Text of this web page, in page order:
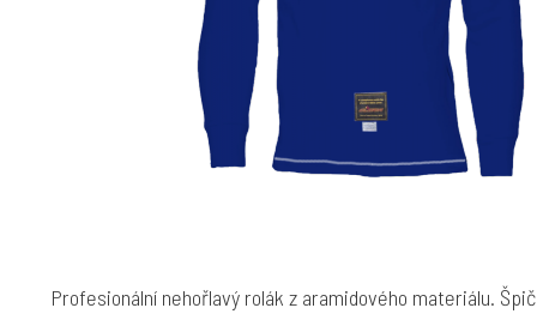
Profesionální nehořlavý rolák z aramidového materiálu.